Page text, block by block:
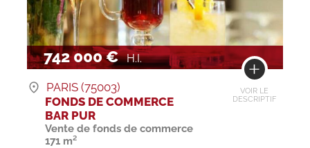
742 000 € H.I.
VOIR LE
DESCRIPTIF
PARIS (75003)
FONDS DE COMMERCE
BAR PUR
Vente de fonds de commerce
171 m²